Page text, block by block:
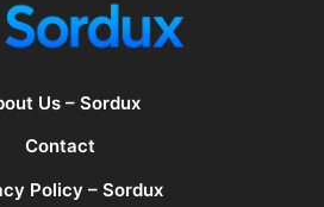
Us – Sordux
Contact
Policy – Sordux